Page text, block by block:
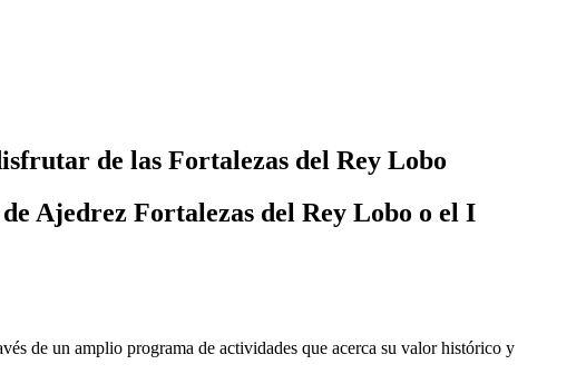
de las Fortalezas del Rey Lobo
Ajedrez Fortalezas del Rey Lobo o el I
de un amplio programa de actividades que acerca su valor histórico y